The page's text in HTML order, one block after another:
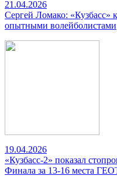
21.04.2026
Сергей Ломако: «Кузбасс»
опытными волейболистами
19.04.2026
«Кузбасс-2» показал
Финала за 13-16 места